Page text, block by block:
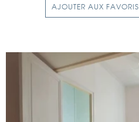
AJOUTER AUX FAVORIS